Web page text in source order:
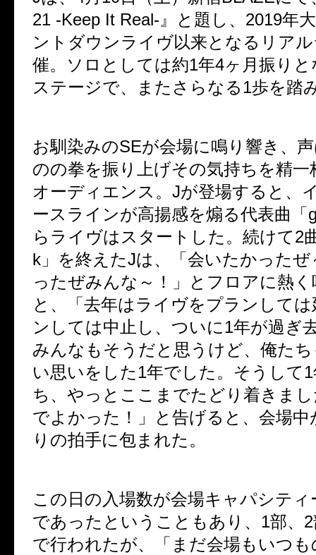
21 -Keep It Real-』と題し、2019年
ントダウンライヴ以来となるリア
催。ソロとしては約1年4ヶ月振り
ステージで、またさらなる1歩を踏
お馴染みのSEが会場に鳴り響き、
のの拳を振り上げその気持ちを精一
オーディエンス。Jが登場すると、
ースラインが高揚感を煽る代表曲「
らライヴはスタートした。続けて2
k」を終えたJは、「会いたかったぜ
ったぜみんな～！」とフロアに熱
と、「去年はライヴをプランして
ンしては中止し、ついに1年が過ぎ
みんなもそうだと思うけど、俺た
い思いをした1年でした。そうして
ち、やっとここまでたどり着きま
でよかった！」と告げると、会場
りの拍手に包まれた。
この日の入場数が会場キャパシティ
であったということもあり、1部、
で行われたが、「まだ会場もいつ